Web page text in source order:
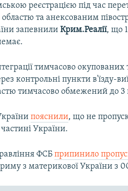
реєстрацією під час
та анексованим
запевнилиКрим.Реалії, що
тимчасово окупованих
контрольні пункти в'їзду-
тимчасово обмежений до 3
пояснили, що не
України.
ФСБприпинило
з материкової України з